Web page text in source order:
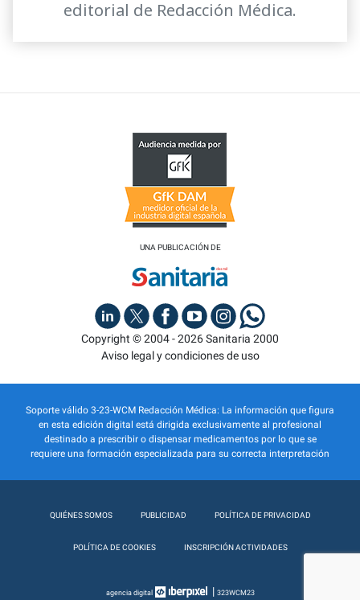
editorial de Redacción Médica.
UNA PUBLICACIÓN DE
Copyright © 2004 - 2026 Sanitaria 2000
Aviso legal y condiciones de uso
Soporte válido 3-23-WCM Redacción Médica: La información que figura
en esta edición digital está dirigida exclusivamente al profesional
destinado a prescribir o dispensar medicamentos por lo que se
requiere una formación especializada para su correcta interpretación
QUIÉNES SOMOS PUBLICIDAD POLÍTICA DE PRIVACIDAD
POLÍTICA DE COOKIES INSCRIPCIÓN ACTIVIDADES
agencia digital | 323WCM23